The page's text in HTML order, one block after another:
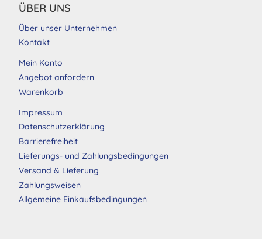
ÜBER UNS
Über unser Unternehmen
Kontakt
Mein Konto
Angebot anfordern
Warenkorb
Impressum
Datenschutzerklärung
Barrierefreiheit
Lieferungs- und Zahlungsbedingungen
Versand & Lieferung
Zahlungsweisen
Allgemeine Einkaufsbedingungen